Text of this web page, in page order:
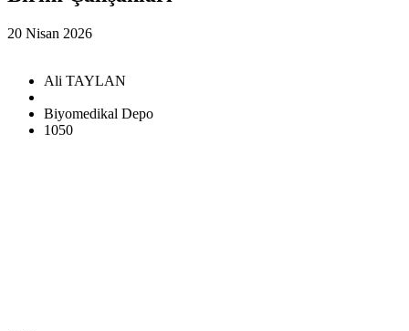
20 Nisan 2026
Ali TAYLAN
Biyomedikal Depo
1050